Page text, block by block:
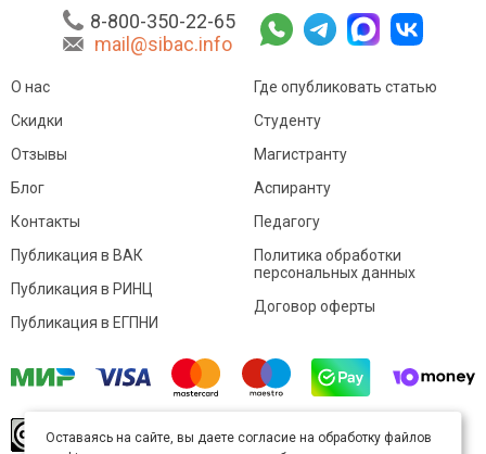
8-800-350-22-65
mail@sibac.info
О нас
Скидки
Отзывы
Блог
Контакты
Где опубликовать статью
Студенту
Магистранту
Аспиранту
Педагогу
Публикация в ВАК
Публикация в РИНЦ
Публикация в ЕГПНИ
Политика обработки
персональных данных
Договор оферты
произведение доступно полицензии Creative
Оставаясь на сайте, вы даете согласие на обработку файлов